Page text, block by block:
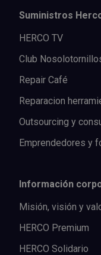
Suministros
HERCO TV
Club
Repair Café
Reparacion
Outsourcing y
Emprendedores y
Información
Misión, visión y
HERCO Premium
HERCO Solidario